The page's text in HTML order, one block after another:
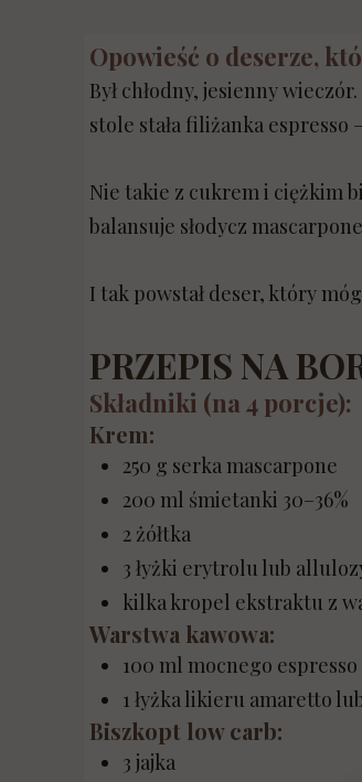
Opowieść o deserze,
Był chłodny, jesienny
stole stała filiżanka espresso
Nie takie z cukrem i ciężkim
balansuje słodycz
I tak powstał deser, który
PRZEPIS NA
Składniki (na 4 porcje):
Krem:
250 g serka mascarpone
200 ml śmietanki 30–36%
2 żółtka
3 łyżki erytrolu lub
kilka kropel ekstraktu z
Warstwa kawowa:
100 ml mocnego espresso
1 łyżka likieru amaretto
Biszkopt low carb:
3 jajka